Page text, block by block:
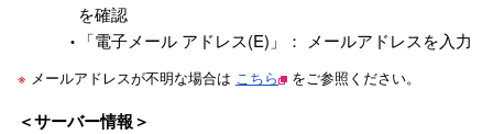
を確認
「電子メール アドレス(E)」： メールアドレスを入力
※ メールアドレスが不明な場合は こちら をご参照ください。
＜サーバー情報＞